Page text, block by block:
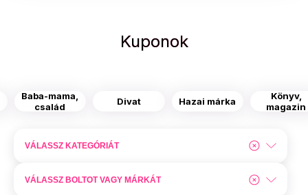
Kuponok
Baba-mama,
család
Divat Hazai márka
Könyv,
magazin